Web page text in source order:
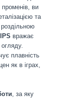
променів, ви
та
IPS вражає
плавність
як в іграх,
, за яку